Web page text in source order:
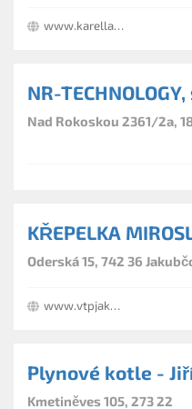
www.karellachnitt.cz
NR-TECHNOLOGY,
Nad Rokoskou 2361/2a,
KŘEPELKA
Oderská 15, 742 36
www.vtpjakubcovice.cz
Plynové kotle -
Kmetiněves 105, 273 22